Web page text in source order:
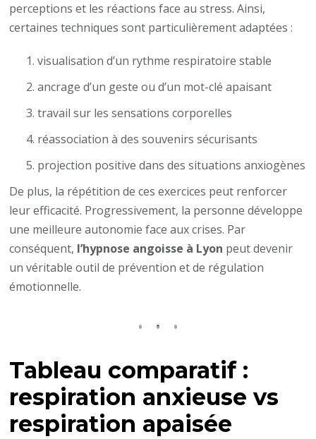
perceptions et les réactions face au stress. Ainsi,
certaines techniques sont particulièrement adaptées :
visualisation d’un rythme respiratoire stable
ancrage d’un geste ou d’un mot-clé apaisant
travail sur les sensations corporelles
réassociation à des souvenirs sécurisants
projection positive dans des situations anxiogènes
De plus, la répétition de ces exercices peut renforcer
leur efficacité. Progressivement, la personne développe
une meilleure autonomie face aux crises. Par
conséquent, l’hypnose angoisse à Lyon peut devenir
un véritable outil de prévention et de régulation
émotionnelle.
Tableau comparatif :
respiration anxieuse vs
respiration apaisée